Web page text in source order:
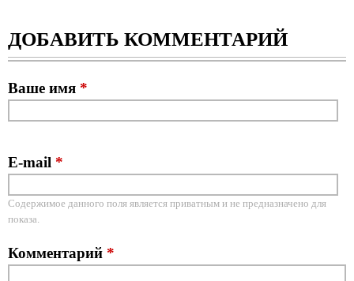
ДОБАВИТЬ КОММЕНТАРИЙ
Ваше имя *
E-mail *
Содержимое данного поля является приватным и не предназначено для
показа.
Комментарий *